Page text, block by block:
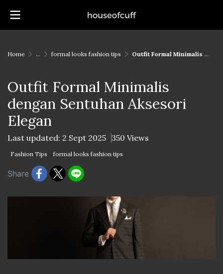
Home ... formal looks fashion tips Outfit Formal Minimalis dengan Sentuhan Aksesori Elegan
Outfit Formal Minimalis
dengan Sentuhan Aksesori
Elegan
Last updated: 2 Sept 2025 350 Views
Fashion Tips formal looks fashion tips
Share